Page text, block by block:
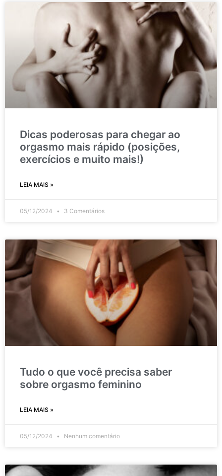
Dicas poderosas para chegar ao
orgasmo mais rápido (posições,
exercícios e muito mais!)
LEIA MAIS »
05/12/2024 3 Comentários
Tudo o que você precisa saber
sobre orgasmo feminino
LEIA MAIS »
05/12/2024 Nenhum comentário